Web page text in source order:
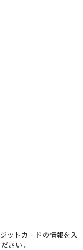
ットカードの情報を入
さい 。